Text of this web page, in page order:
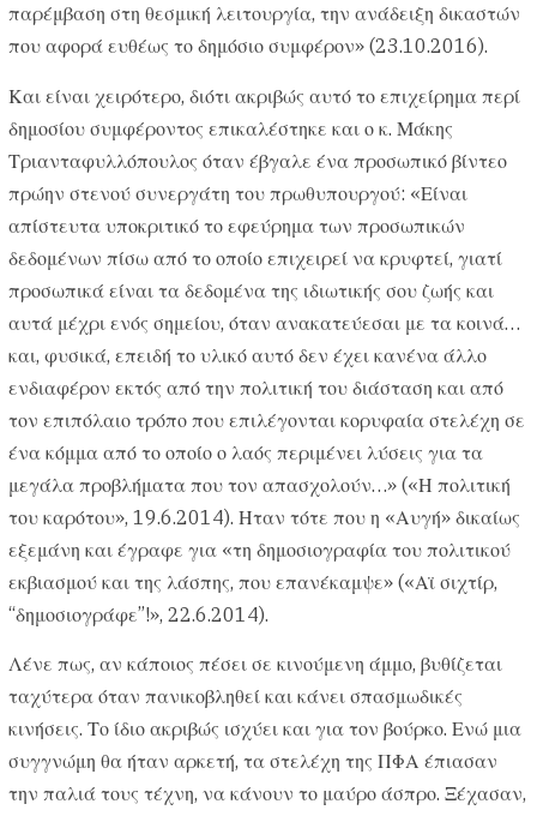
παρέμβαση στη θεσμική λειτουργία, την ανάδειξη δικαστών
που αφορά ευθέως το δημόσιο συμφέρον» (23.10.2016).
Και είναι χειρότερο, διότι ακριβώς αυτό το επιχείρημα περί
δημοσίου συμφέροντος επικαλέστηκε και ο κ. Μάκης
Τριανταφυλλόπουλος όταν έβγαλε ένα προσωπικό βίντεο
πρώην στενού συνεργάτη του πρωθυπουργού: «Είναι
απίστευτα υποκριτικό το εφεύρημα των προσωπικών
δεδομένων πίσω από το οποίο επιχειρεί να κρυφτεί, γιατί
προσωπικά είναι τα δεδομένα της ιδιωτικής σου ζωής και
αυτά μέχρι ενός σημείου, όταν ανακατεύεσαι με τα κοινά…
και, φυσικά, επειδή το υλικό αυτό δεν έχει κανένα άλλο
ενδιαφέρον εκτός από την πολιτική του διάσταση και από
τον επιπόλαιο τρόπο που επιλέγονται κορυφαία στελέχη σε
ένα κόμμα από το οποίο ο λαός περιμένει λύσεις για τα
μεγάλα προβλήματα που τον απασχολούν…» («Η πολιτική
του καρότου», 19.6.2014). Ηταν τότε που η «Αυγή» δικαίως
εξεμάνη και έγραφε για «τη δημοσιογραφία του πολιτικού
εκβιασμού και της λάσπης, που επανέκαμψε» («Αϊ σιχτίρ,
“δημοσιογράφε”!», 22.6.2014).
Λένε πως, αν κάποιος πέσει σε κινούμενη άμμο, βυθίζεται
ταχύτερα όταν πανικοβληθεί και κάνει σπασμωδικές
κινήσεις. Το ίδιο ακριβώς ισχύει και για τον βούρκο. Ενώ μια
συγγνώμη θα ήταν αρκετή, τα στελέχη της ΠΦΑ έπιασαν
την παλιά τους τέχνη, να κάνουν το μαύρο άσπρο. Ξέχασαν,